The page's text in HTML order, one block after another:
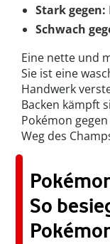
Stark gegen:
Schwach
Eine nette und
Sie ist eine
Handwerk
Backen kämpft
Pokémon
Weg des
So